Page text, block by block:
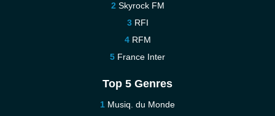
Skyrock FM
RFI
RFM
France Inter
Top 5 Genres
Musiq. du Monde